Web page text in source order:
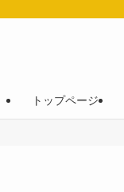
トップページ